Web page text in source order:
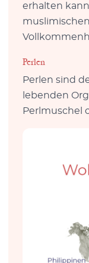
erhalten
Perlen
Perlen sind
lebenden
Perlmuschel